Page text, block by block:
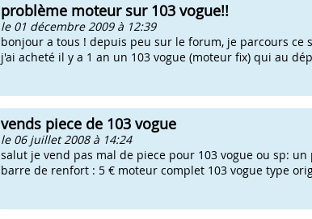
problème moteur sur 103 vogue!!
le 01 décembre 2009 à 12:39
bonjour a tous ! depuis peu sur le forum, je parcours
j'ai acheté il y a 1 an un 103 vogue (moteur fix) qui au
vends piece de 103 vogue
le 06 juillet 2008 à 14:24
salut je vend pas mal de piece pour 103 vogue ou sp:
barre de renfort : 5 € moteur complet 103 vogue type